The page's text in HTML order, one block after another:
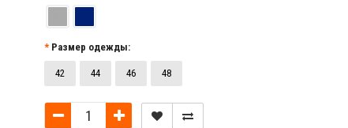
Размер одежды:
42 44 46 48